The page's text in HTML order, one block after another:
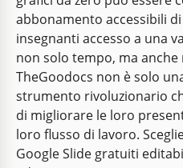
attraverso i secoli con il
musicale "Da Bach a
Google Slides
abbonamento accessibili
insegnanti accesso a una
non solo tempo, ma
TheGoodocs non è solo
strumento rivoluzionario
di migliorare le loro
loro flusso di lavoro.
Google Slide gratuiti